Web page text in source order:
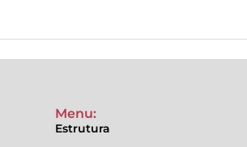
Menu:
Estrutura